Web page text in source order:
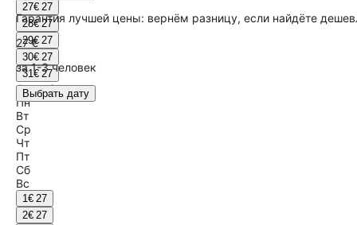
27€ 27
28€ 27
29€ 27
30€ 27
31€ 27
Сентябрь
Пн
Вт
Ср
Чт
Пт
Сб
Вс
1€ 27
2€ 27
Гарантия лучшей цены: вернём разницу, если найдёте
27 €
за 1-3 человек
Выбрать дату